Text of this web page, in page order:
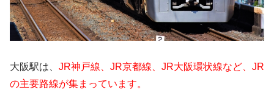
大阪駅は、 JR神戸線、JR京都線、JR大阪環状線など、JR
の主要路線が集まっています。